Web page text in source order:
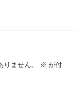
ません。 ※ が付